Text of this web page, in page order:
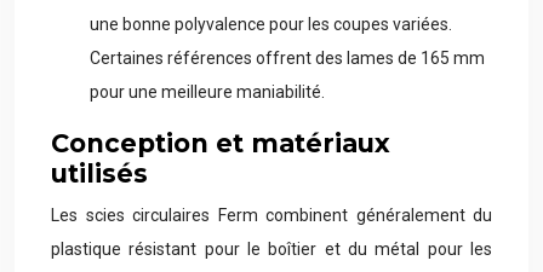
une bonne polyvalence pour les coupes variées.
Certaines références offrent des lames de 165 mm
pour une meilleure maniabilité.
Conception et matériaux
utilisés
Les scies circulaires Ferm combinent généralement du
plastique résistant pour le boîtier et du métal pour les